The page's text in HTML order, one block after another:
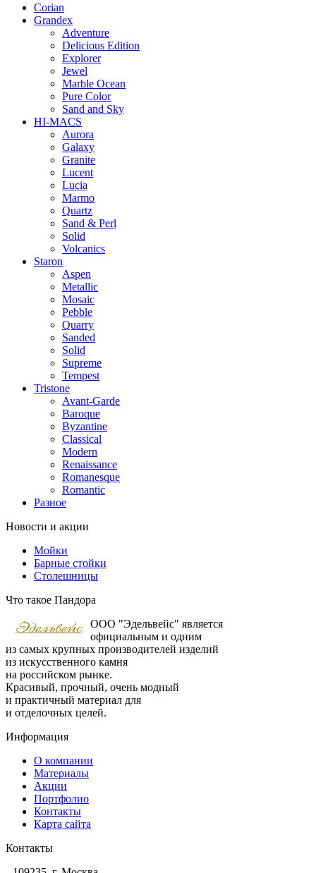
Corian
Grandex
Adventure
Delicious Edition
Explorer
Jewel
Marble Ocean
Pure Color
Sand and Sky
HI-MACS
Aurora
Galaxy
Granite
Lucent
Lucia
Marmo
Quartz
Sand & Perl
Solid
Volcanics
Staron
Aspen
Metallic
Mosaic
Pebble
Quarry
Sanded
Solid
Supreme
Tempest
Tristone
Avant-Garde
Baroque
Byzantine
Classical
Modern
Renaissance
Romanesque
Romantic
Разное
Новости и акции
Мойки
Барные стойки
Столешницы
Что такое Пандора
ООО "Эдельвейс" является
официальным и одним
из самых крупных производителей изделий
из искусственного камня
на российском рынке.
Красивый, прочный, очень модный
и практичный материал для
и отделочных целей.
Информация
О компании
Материалы
Акции
Портфолио
Контакты
Карта сайта
Контакты